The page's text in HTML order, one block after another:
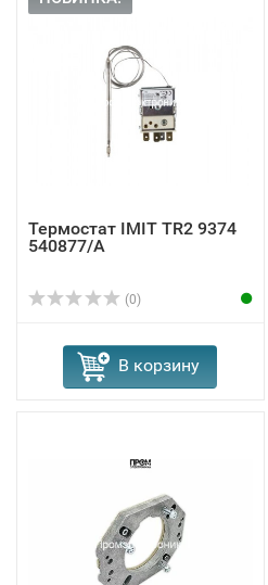
Термостат IMIT TR2 9374
540877/A
(0)
В корзину